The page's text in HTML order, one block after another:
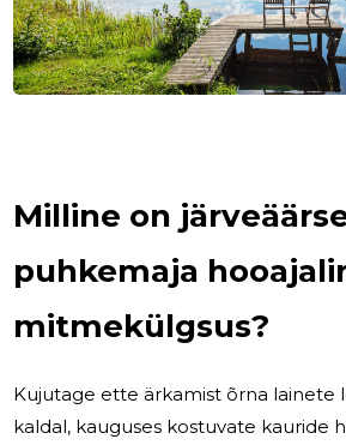
Milline on
puhkemaja
mitmekülgsus?
Kujutage ette ärkamist õrna lainete
kaldal, kauguses kostuvate kauride